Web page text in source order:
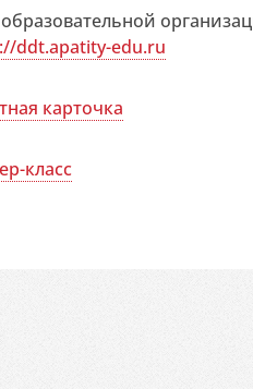
ddt.apatity-edu.ru
карточка
класс